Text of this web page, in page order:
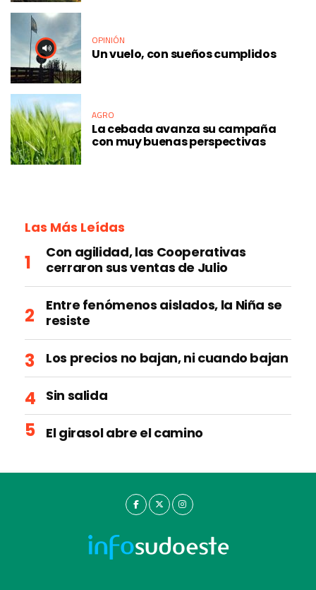
OPINIÓN
Un vuelo, con sueños cumplidos
AGRO
La cebada avanza su campaña
con muy buenas perspectivas
Las Más Leídas
Con agilidad, las Cooperativas
cerraron sus ventas de Julio
Entre fenómenos aislados, la Niña se
resiste
Los precios no bajan, ni cuando bajan
Sin salida
El girasol abre el camino